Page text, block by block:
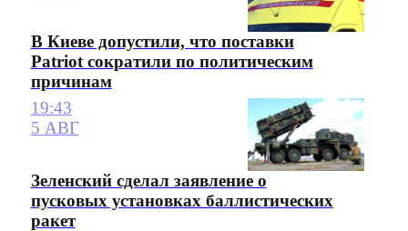
В Киеве допустили, что поставки
Patriot сократили по политическим
причинам
19:43
5 АВГ
Зеленский сделал заявление о
пусковых установках баллистических
ракет